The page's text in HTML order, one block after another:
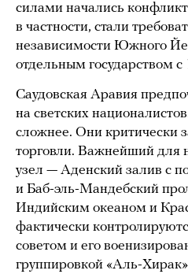
силами начались
в частности, стали
независимости Южного
отдельным государством с
Саудовская Аравия
на светских
сложнее. Они критически
торговли. Важнейший для
узел — Аденский залив с
и Баб-эль-Мандебский
Индийским океаном и
фактически
советом и его
группировкой «Аль-